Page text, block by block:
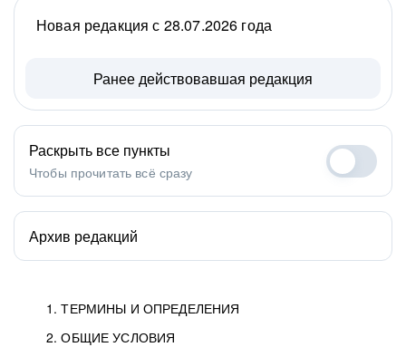
1. ТЕРМИНЫ И ОПРЕДЕЛЕНИЯ
2. ОБЩИЕ УСЛОВИЯ
Новая редакция с 28.07.2026 года
Ранее действовавшая редакция
Раскрыть все пункты
Чтобы прочитать всё сразу
Архив редакций